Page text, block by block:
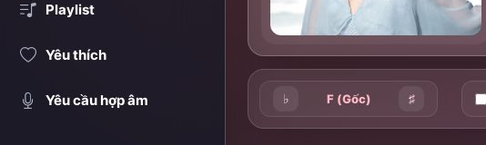
Playlist
Yêu thích
Yêu cầu hợp âm ♭ F (Gốc) ♯